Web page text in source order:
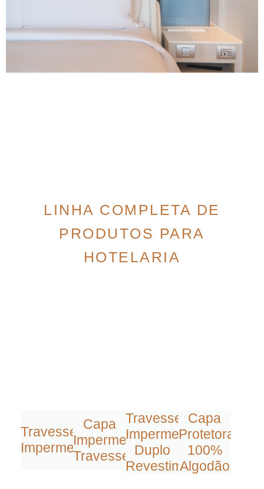
LINHA COMPLETA DE
PRODUTOS PARA
HOTELARIA
Travesseiro
Impermeável
Capa
Impermeável
Travesseiro
Travesseiro
Impermeável
Duplo
Revestimento
Capa
Protetora
100%
Algodão